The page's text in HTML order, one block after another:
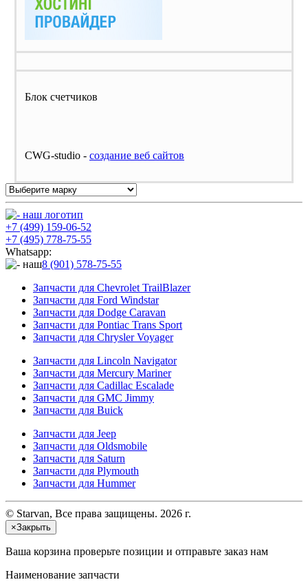
Блок счетчиков
CWG-studio - cоздание веб сайтов
+7 (499) 159-06-52
+7 (495) 778-75-55
Whatsapp:
8 (901) 578-75-55
Запчасти для Chevrolet TrailBlazer
Запчасти для Ford Windstar
Запчасти для Dodge Caravan
Запчасти для Pontiac Trans Sport
Запчасти для Chrysler Voyager
Запчасти для Lincoln Navigator
Запчасти для Mercury Mariner
Запчасти для Cadillac Escalade
Запчасти для GMC Jimmy
Запчасти для Buick
Запчасти для Jeep
Запчасти для Oldsmobile
Запчасти для Saturn
Запчасти для Plymouth
Запчасти для Hummer
© Starvan, Все права защищены. 2026 г.
×Закрыть
Ваша корзина проверьте позиции и отправьте заказ нам
Наименование запчасти